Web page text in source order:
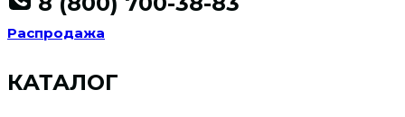
Распродажа
КАТАЛОГ